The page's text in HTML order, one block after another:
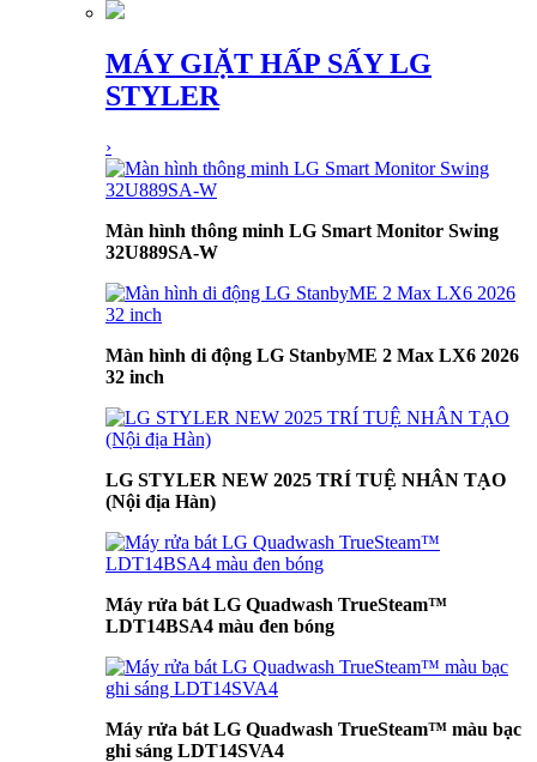
MÁY GIẶT HẤP SẤY LG
STYLER
›
Màn hình thông minh LG Smart Monitor Swing
32U889SA-W
Màn hình di động LG StanbyME 2 Max LX6 2026
32 inch
LG STYLER NEW 2025 TRÍ TUỆ NHÂN TẠO
(Nội địa Hàn)
Máy rửa bát LG Quadwash TrueSteam™
LDT14BSA4 màu đen bóng
Máy rửa bát LG Quadwash TrueSteam™ màu bạc
ghi sáng LDT14SVA4